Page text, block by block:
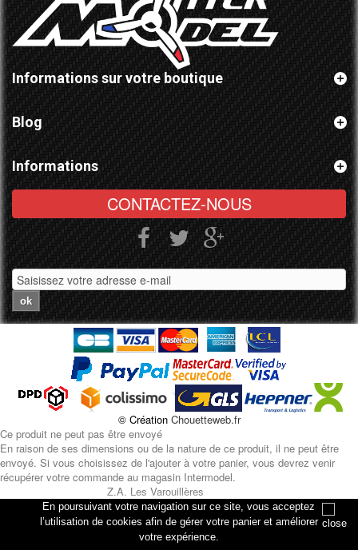
En poursuivant votre navigation sur ce site, vous acceptez
l’utilisation de cookies afin de gérer votre panier et améliorer
votre expérience.
Informations sur votre boutique
Blog
Informations
CONTACTEZ-NOUS
ok
© Création Chouetteweb.fr
Ce produit ne peut pas être envoyé
En raison de ses dimensions ou de la nature de ce produit, il ne peut être
envoyé. Si vous choisissez de l'ajouter à votre panier, vous devrez venir
récupérer votre commande au magasin Intermodel.
Z.A. Les Varouillères
rue des artisans
76330 Petiville
Ajouter au panier